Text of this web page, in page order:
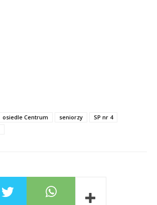
osiedle Centrum seniorzy
SP nr 4